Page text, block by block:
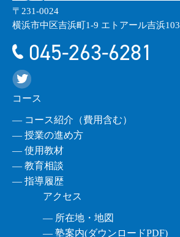
〒231-0024
横浜市中区吉浜町1-9 エトアール吉浜103
045-263-6281
コース
― コース紹介（費用含む）
― 授業の進め方
― 使用教材
― 教育相談
― 指導履歴
アクセス
― 所在地・地図
― 塾案内(ダウンロードPDF)